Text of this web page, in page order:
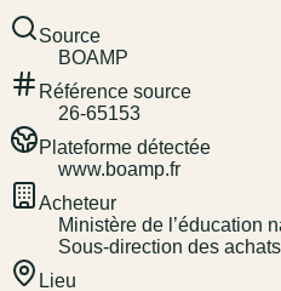
Source
BOAMP
Référence source
26-65153
Plateforme détectée
www.boamp.fr
Acheteur
Ministère de l’éducation
Sous-direction des achats
Lieu